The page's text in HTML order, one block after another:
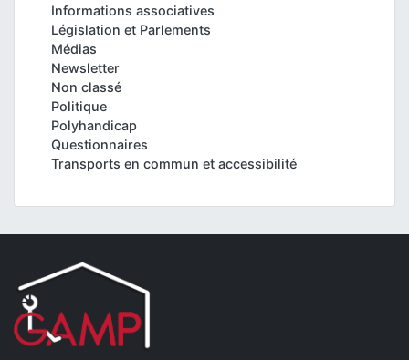
Informations associatives
Législation et Parlements
Médias
Newsletter
Non classé
Politique
Polyhandicap
Questionnaires
Transports en commun et accessibilité